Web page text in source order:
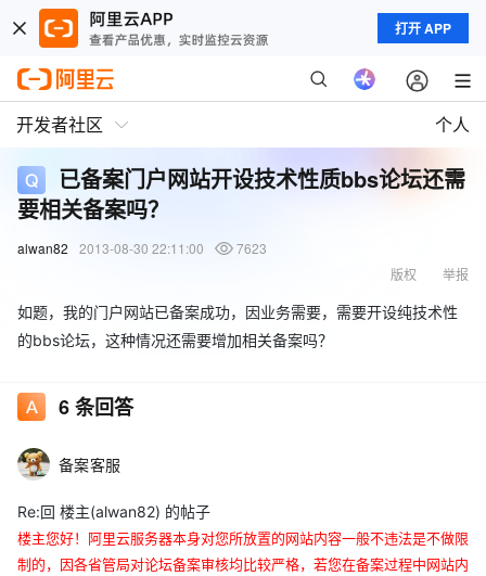
打开 APP
开发者社区 个人
已备案门户网站开设技术性质bbs论坛还需
要相关备案吗？
alwan82 2013-08-30 22:11:00
7623
举报
版权
如题，我的门户网站已备案成功，因业务需要，需要开设纯技术性
的bbs论坛，这种情况还需要增加相关备案吗？
6条回答
备案客服
Re:回 楼主(alwan82) 的帖子
楼主您好！阿里云服务器本身对您所放置的网站内容一般不违法是不做限
制的，因各省管局对论坛备案审核均比较严格，若您在备案过程中网站内